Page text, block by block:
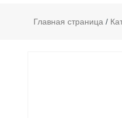
Главная страница /